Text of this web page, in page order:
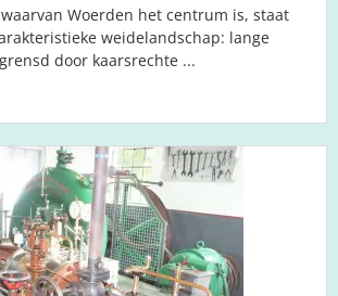
Woerden het centrum is, staat
weidelandschap: lange
door kaarsrechte ...